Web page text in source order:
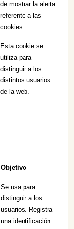
de mostrar la alerta
referente a las
cookies.
Esta cookie se
utiliza para
distinguir a los
distintos usuarios
de la web.
Objetivo
Se usa para
distinguir a los
usuarios. Registra
una identificación